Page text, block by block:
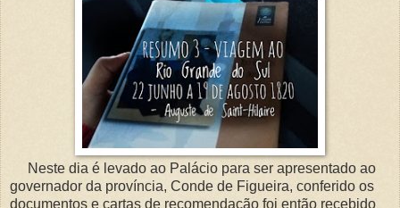
Neste dia é levado ao Palácio para ser apresentado ao
governador da província, Conde de Figueira, conferido os
documentos e cartas de recomendação foi então recebido